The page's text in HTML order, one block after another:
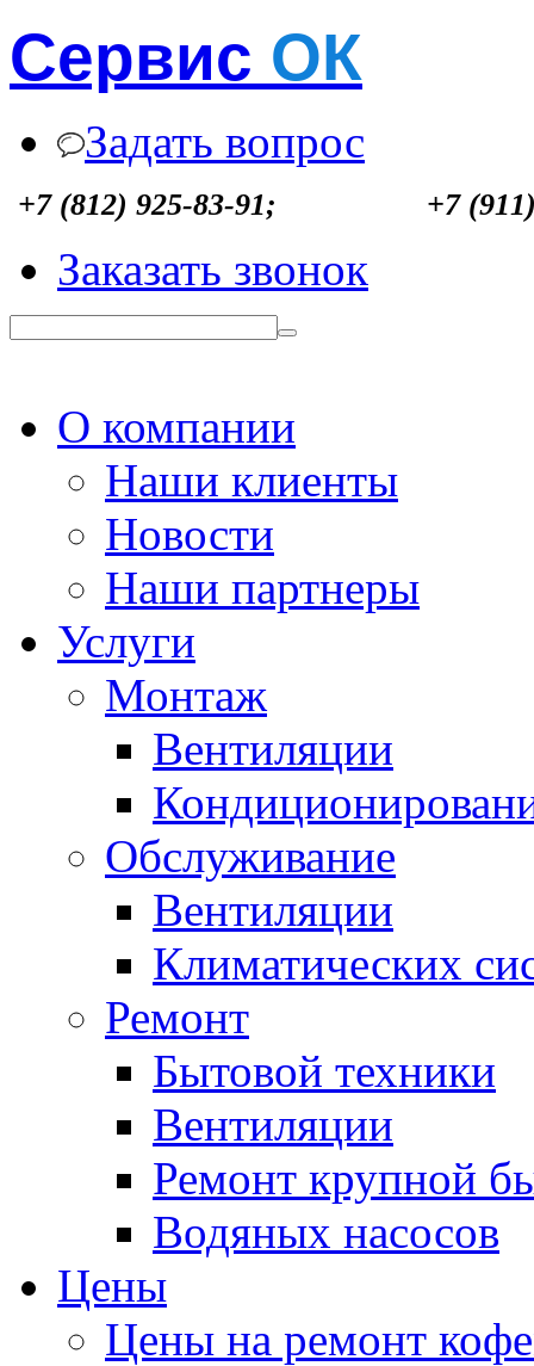
Сервис ОК
Задать вопрос
+7 (812) 925-83-91; +7
Заказать звонок
О компании
Наши клиенты
Новости
Наши партнеры
Услуги
Монтаж
Вентиляции
Обслуживание
Вентиляции
Климатических
Ремонт
Бытовой техники
Вентиляции
Ремонт крупной
Водяных насосов
Цены
Цены на ремонт